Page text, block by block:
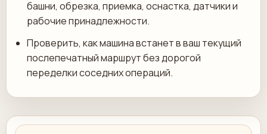
башни, обрезка, приемка, оснастка, датчики и
рабочие принадлежности.
Проверить, как машина встанет в ваш текущий
послепечатный маршрут без дорогой
переделки соседних операций.